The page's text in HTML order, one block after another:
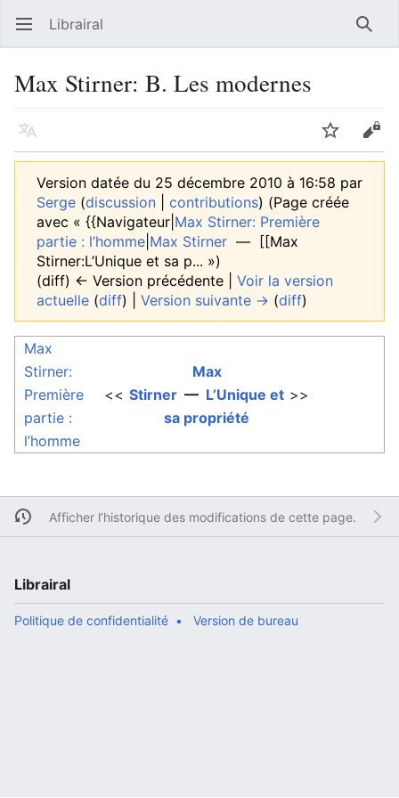
Ouvrir le menu principal Librairal
Max Stirner: B. Les modernes
Langue Suivre
Version datée du 25 décembre 2010 à 16:58 par
Serge (discussion contributions) (Page créée
avec « {{Navigateur| Max Stirner: Première
partie : l’homme Max Stirner — [[Max
Stirner:L’Unique et sa p... »)
(diff) ← Version précédente | Voir la version
actuelle (diff) | Version suivante → (diff)
Max
Stirner:
Première
partie :
l’homme
<<
Max
Stirner — L’Unique et
sa propriété
>>
Afficher l’historique des modifications de cette page.
Librairal
Politique de confidentialité Version de bureau